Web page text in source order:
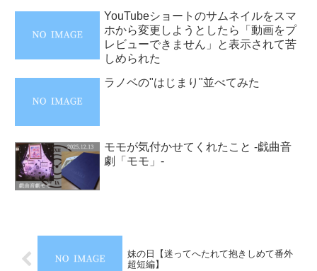
YouTubeショートのサムネイルをスマ
ホから変更しようとしたら「動画をプ
レビューできません」と表示されて苦
しめられた
ラノベの"はじまり"並べてみた
モモが気付かせてくれたこと -戯曲音
劇「モモ」-
妹の日【迷ってへたれて抱きしめて番外
超短編】